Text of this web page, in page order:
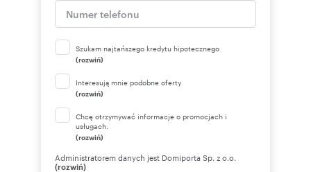
Szukam najtańszego kredytu hipotecznego
(rozwiń)
Interesują mnie podobne oferty
(rozwiń)
Chcę otrzymywać informacje o promocjach i
usługach.
(rozwiń)
Administratorem danych jest Domiporta Sp. z o.o.
(rozwiń)